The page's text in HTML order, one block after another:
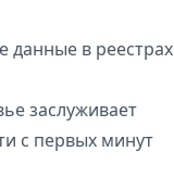
данные в реестрах
заслуживает
с первых минут